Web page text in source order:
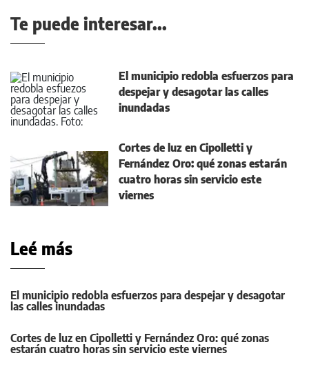
Te puede interesar...
El municipio redobla esfuerzos para
despejar y desagotar las calles
inundadas
Cortes de luz en Cipolletti y
Fernández Oro: qué zonas estarán
cuatro horas sin servicio este
viernes
Leé más
El municipio redobla esfuerzos para despejar y desagotar
las calles inundadas
Cortes de luz en Cipolletti y Fernández Oro: qué zonas
estarán cuatro horas sin servicio este viernes